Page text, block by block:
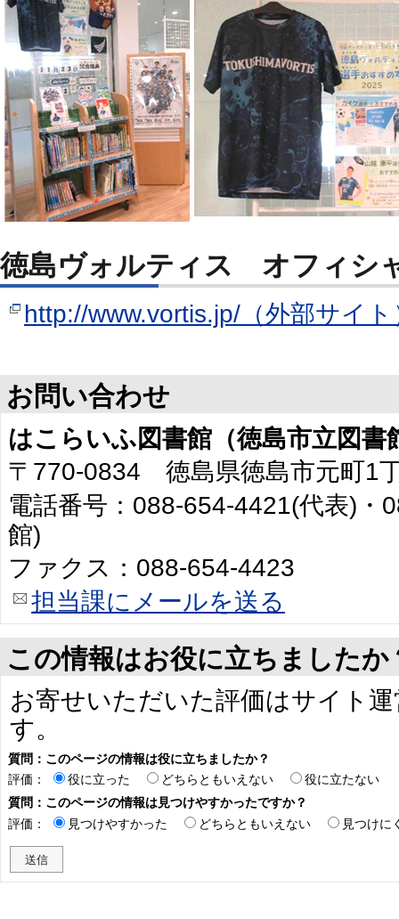
徳島ヴォルティス オフィシ
http://www.vortis.jp/（外部サイト
お問い合わせ
はこらいふ図書館（徳島市立図書
〒770-0834 徳島県徳島市元町1
電話番号：088-654-4421(代表)・
館)
ファクス：088-654-4423
担当課にメールを送る
この情報はお役に立ちましたか
お寄せいただいた評価はサイト
す。
質問：このページの情報は役に立ちましたか？
評価：
役に立った どちらともいえない
役に立たない
質問：このページの情報は見つけやすかったですか？
評価：
見つけやすかった どちらともいえない 見つけに